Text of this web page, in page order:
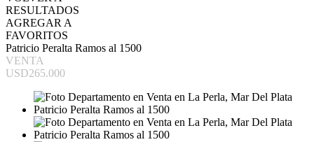
RESULTADOS
AGREGAR A
FAVORITOS
Patricio Peralta Ramos al 1500
VENTA
USD265.000